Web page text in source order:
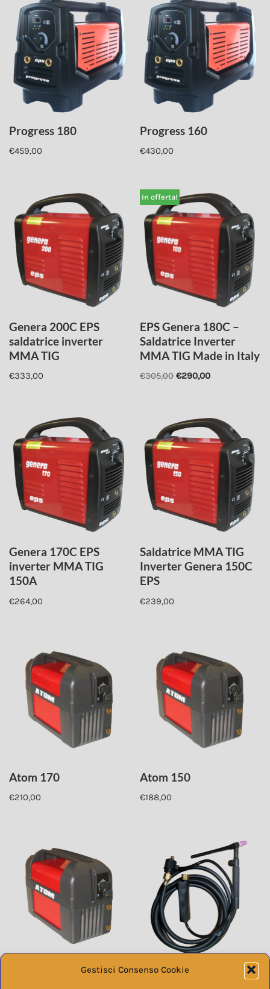
Gestisci Consenso Cookie
Progress 180
€459,00
Progress 160
€430,00
Genera 200C EPS
saldatrice inverter
MMA TIG
€333,00
In offerta!
EPS Genera 180C –
Saldatrice Inverter
MMA TIG Made in Italy
€305,00 €290,00
Genera 170C EPS
inverter MMA TIG
150A
€264,00
Saldatrice MMA TIG
Inverter Genera 150C
EPS
€239,00
Atom 170
€210,00
Atom 150
€188,00
Atom 130 EPS inverter
Torcia TIG WP9